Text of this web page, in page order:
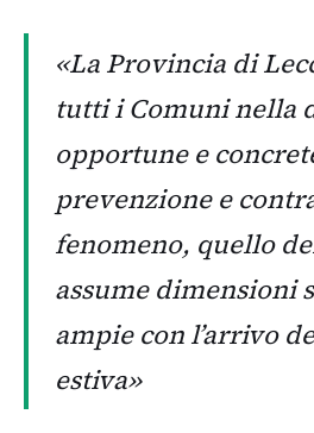
«La Provincia di
tutti i Comuni nella
opportune e
prevenzione e
fenomeno, quello
assume dimensioni
ampie con l’arrivo
estiva»